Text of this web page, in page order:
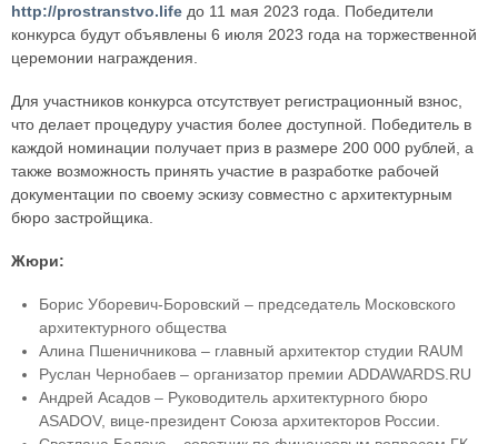
http://prostranstvo.life до 11 мая 2023 года. Победители
конкурса будут объявлены 6 июля 2023 года на торжественной
церемонии награждения.
Для участников конкурса отсутствует регистрационный взнос,
что делает процедуру участия более доступной. Победитель в
каждой номинации получает приз в размере 200 000 рублей, а
также возможность принять участие в разработке рабочей
документации по своему эскизу совместно с архитектурным
бюро застройщика.
Жюри:
Борис Уборевич-Боровский – председатель Московского
архитектурного общества
Алина Пшеничникова – главный архитектор студии RAUM
Руслан Чернобаев – организатор премии ADDAWARDS.RU
Андрей Асадов – Руководитель архитектурного бюро
ASADOV, вице-президент Союза архитекторов России.